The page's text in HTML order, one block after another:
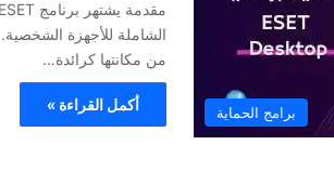
برامج الحماية
من مكانتها كرائدة…
أكمل القراءة »